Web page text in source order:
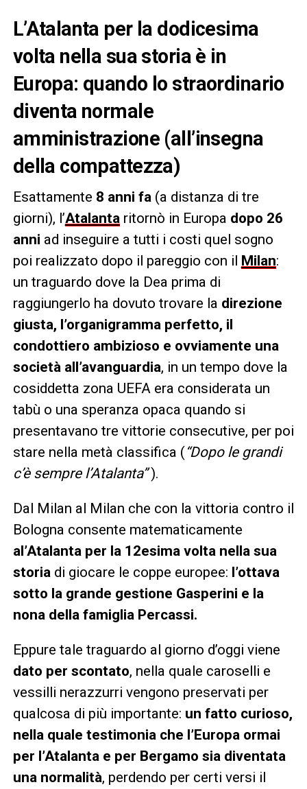
L’Atalanta per la dodicesima
volta nella sua storia è in
Europa: quando lo straordinario
diventa normale
amministrazione (all’insegna
della compattezza)
Esattamente 8 anni fa (a distanza di tre
giorni), l’Atalanta ritornò in Europa dopo 26
anni ad inseguire a tutti i costi quel sogno
poi realizzato dopo il pareggio con il Milan:
un traguardo dove la Dea prima di
raggiungerlo ha dovuto trovare la direzione
giusta, l’organigramma perfetto, il
condottiero ambizioso e ovviamente una
società all’avanguardia, in un tempo dove la
cosiddetta zona UEFA era considerata un
tabù o una speranza opaca quando si
presentavano tre vittorie consecutive, per poi
stare nella metà classifica (“Dopo le grandi
c’è sempre l’Atalanta”).
Dal Milan al Milan che con la vittoria contro il
Bologna consente matematicamente
al’Atalanta per la 12esima volta nella sua
storia di giocare le coppe europee: l’ottava
sotto la grande gestione Gasperini e la
nona della famiglia Percassi.
Eppure tale traguardo al giorno d’oggi viene
dato per scontato, nella quale caroselli e
vessilli nerazzurri vengono preservati per
qualcosa di più importante: un fatto curioso,
nella quale testimonia che l’Europa ormai
per l’Atalanta e per Bergamo sia diventata
una normalità, perdendo per certi versi il